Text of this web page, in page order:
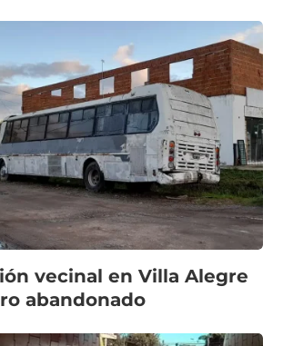
vecinal en Villa Alegre
abandonado